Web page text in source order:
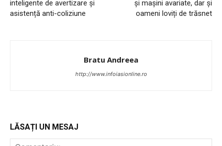
PUBLICĂ GRATUIT ANUNȚUL TĂU!
inteligente de avertizare și
asistență anti-coliziune
și mașini avariate, dar și
oameni loviți de trăsnet
Bratu Andreea
http://www.infoiasionline.ro
LĂSAȚI UN MESAJ